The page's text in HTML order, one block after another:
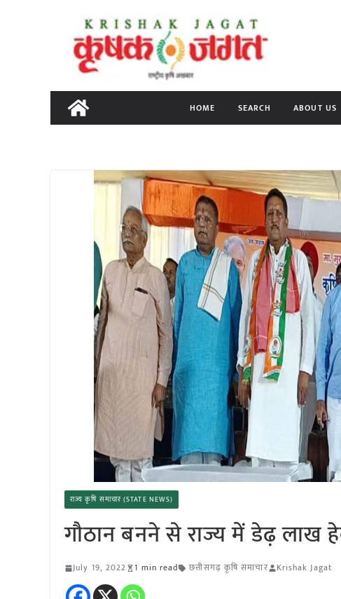
content
HOME SEARCH ABOUT US
राज्य कृषि समाचार (STATE NEWS)
गौठान बनने से राज्य में डेढ़ लाख
July 19, 2022 1 min read छत्तीसगढ़ कृषि समाचार Krishak Jagat